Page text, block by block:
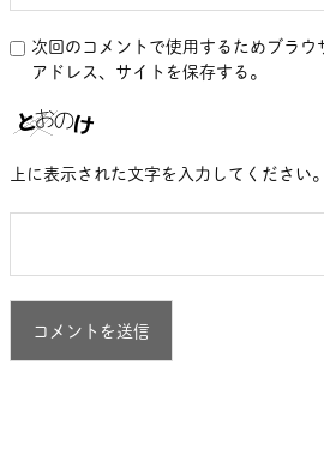
次回のコメントで使用するためブラ
アドレス、サイトを保存する。
上に表示された文字を入力してください。